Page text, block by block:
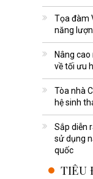
Tọa đàm
năng
Nâng
về tối ưu
Tòa nhà
hệ sinh
Sắp diễn
sử dụng
quốc
TIÊU